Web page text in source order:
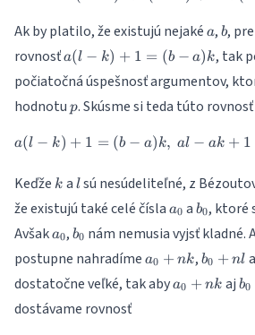
Ak by platilo, že existujú nejaké a
a, b
b,
rovnosťa(l-
k)+1=
(b-a)k
a(l − k) + 1 = (b − a)k, tak
počiatočná úspešnosť argumentov,
hodnotu p
p. Skúsme si teda túto
a(l − k) + 1 = (b − a)k, al − ak + 1
Keďže k
k a l
lsú nesúdeliteľné, z
že existujú také celé čísla a_{0}
a0 a b_{0}
b0, ktoré
Avšak a_{0}
a0, b_{0}
b0 nám nemusia vyjsť kladné.
postupne nahradíme a_{0}+nk
a0 + nk, b0 + nl a
dostatočne veľké, tak aby a_{0}+nk
a0 + nk aj b0
dostávame rovnosť